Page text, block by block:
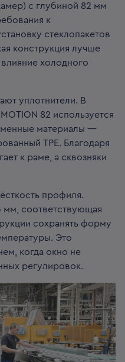
с глубиной 82 мм
к
стеклопакетов
конструкция лучше
холодного
уплотнители. В
82 используется
материалы —
ТРЕ. Благодаря
к раме, а сквозняки
профиля.
мм, соответствующая
сохранять форму
Это
когда окно не
регулировок.